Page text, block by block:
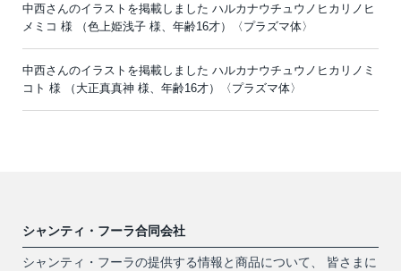
中西さんのイラストを掲載しました ハルカナウチュウノヒカリノヒ
メミコ 様 （色上姫浅子 様、年齢16才）〈プラズマ体〉
中西さんのイラストを掲載しました ハルカナウチュウノヒカリノミ
コト 様 （大正真真神 様、年齢16才）〈プラズマ体〉
シャンティ・フーラ合同会社
シャンティ・フーラの提供する情報と商品について、 皆さまに